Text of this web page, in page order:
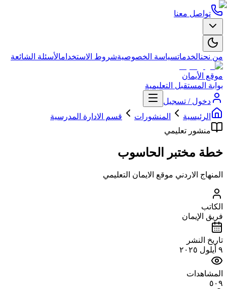
تواصل معنا
من نحنالخدماتسياسة الخصوصيةشروط الاستخدامالأسئلة الشائعة
موقع الأيمان
بوابة المستقبل التعليمية
دخول / تسجيل
الرئيسية
المنشورات
قسم الادارة المدرسية
منشور تعليمي
خطة مختبر الحاسوب
المنهاج الاردني موقع الايمان التعليمي
الكاتب
فريق الإيمان
تاريخ النشر
٩ أيلول ٢٠٢٥
المشاهدات
٥٠٩